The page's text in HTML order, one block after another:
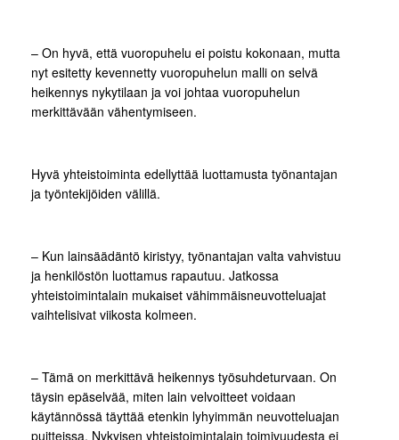
– On hyvä, että vuoropuhelu ei poistu kokonaan, mutta
nyt esitetty kevennetty vuoropuhelun malli on selvä
heikennys nykytilaan ja voi johtaa vuoropuhelun
merkittävään vähentymiseen.
Hyvä yhteistoiminta edellyttää luottamusta työnantajan
ja työntekijöiden välillä.
– Kun lainsäädäntö kiristyy, työnantajan valta vahvistuu
ja henkilöstön luottamus rapautuu. Jatkossa
yhteistoimintalain mukaiset vähimmäisneuvotteluajat
vaihtelisivat viikosta kolmeen.
– Tämä on merkittävä heikennys työsuhdeturvaan. On
täysin epäselvää, miten lain velvoitteet voidaan
käytännössä täyttää etenkin lyhyimmän neuvotteluajan
puitteissa. Nykyisen yhteistoimintalain toimivuudesta ei